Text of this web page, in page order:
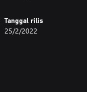
Tanggal rilis
25/2/2022